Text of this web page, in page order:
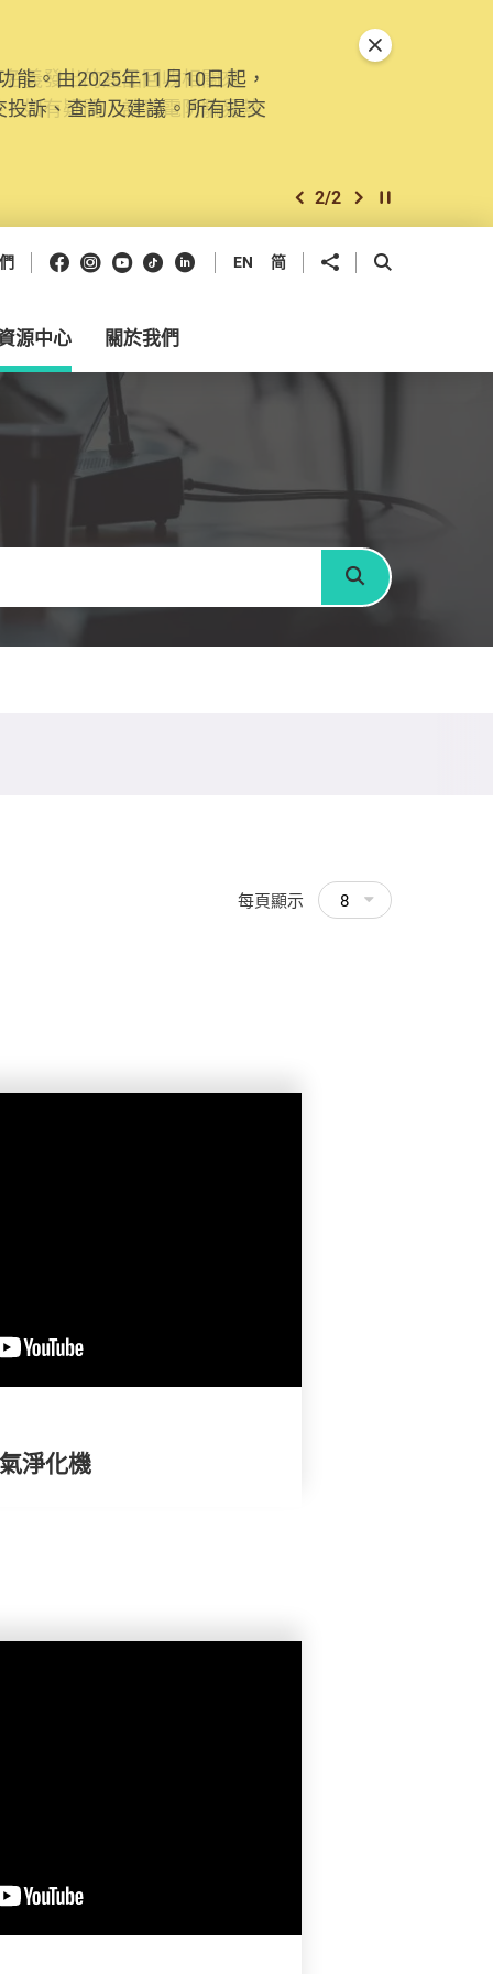
。由2025年11月10日起，
訴、查詢及建議。所有提交
上一個
2/2 下一個開始/暫停幻燈
關閉特別通告
Facebook
Instagram
Youtube
抖音領英 EN 简 分享到 開啟搜尋框
源中心 關於我們
搜尋
每頁顯示 8
淨化機